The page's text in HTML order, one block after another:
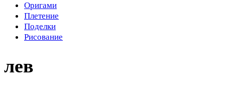
Оригами
Плетение
Поделки
Рисование
лев